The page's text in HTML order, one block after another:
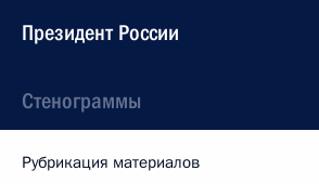
Президент России
Стенограммы
Рубрикация материалов